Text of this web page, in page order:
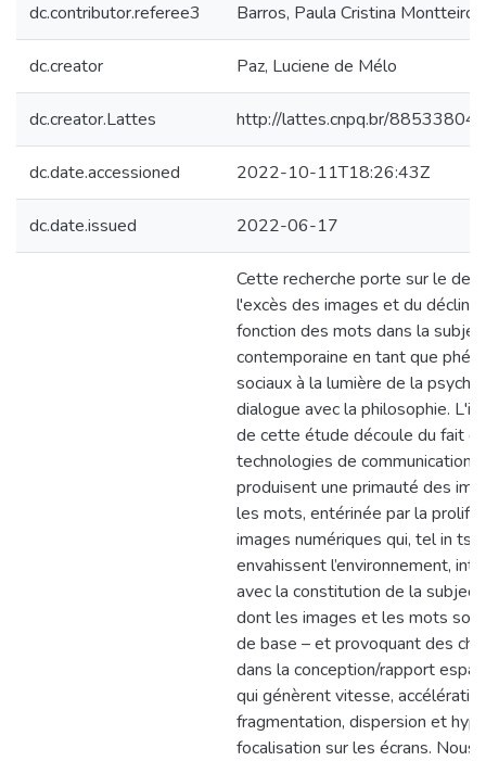
dc.contributor.referee3 Barros, Paula Cristina Montteiro
dc.creator Paz, Luciene de Mélo
dc.creator.Lattes http://lattes.cnpq.br/
dc.date.accessioned 2022-10-11T18:26:43Z
dc.date.issued 2022-06-17
Cette recherche porte sur le
l'excès des images et du déclin
fonction des mots dans la
contemporaine en tant que
sociaux à la lumière de la
dialogue avec la philosophie.
de cette étude découle du fait
technologies de communication
produisent une primauté des
les mots, entérinée par la
images numériques qui, tel in
envahissent l’environnement,
avec la constitution de la
dont les images et les mots
de base – et provoquant des
dans la conception/rapport
qui génèrent vitesse,
fragmentation, dispersion et
focalisation sur les écrans. Nous